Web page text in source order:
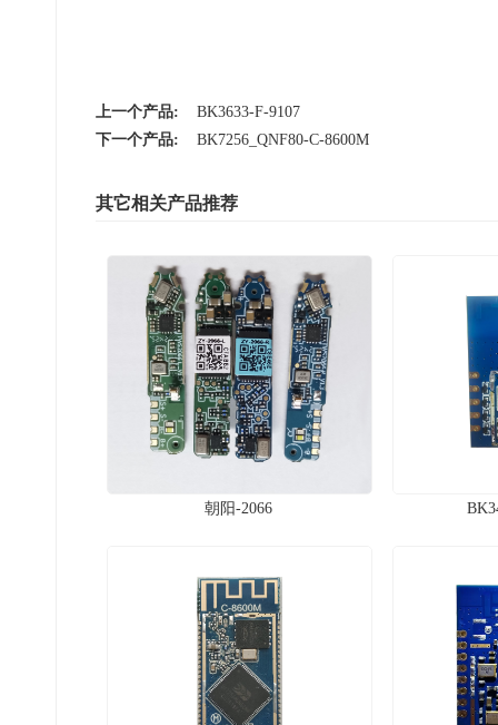
上一个产品:
BK3633-F-9107
下一个产品:
BK7256_QNF80-C-8600M
其它相关产品推荐
朝阳-2066